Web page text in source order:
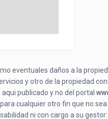
eventuales daños a la
y otro de la propiedad
aqui publicado y no del portal
cualquier otro fin que no
ni con cargo a su